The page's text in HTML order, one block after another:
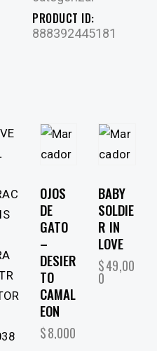
PRODUCT ID:
888392445181
OJOS
DE
GATO
–
DESIER
TO
CAMAL
EON
$8,000
BABY
SOLDIE
R IN
LOVE
$49,00
0